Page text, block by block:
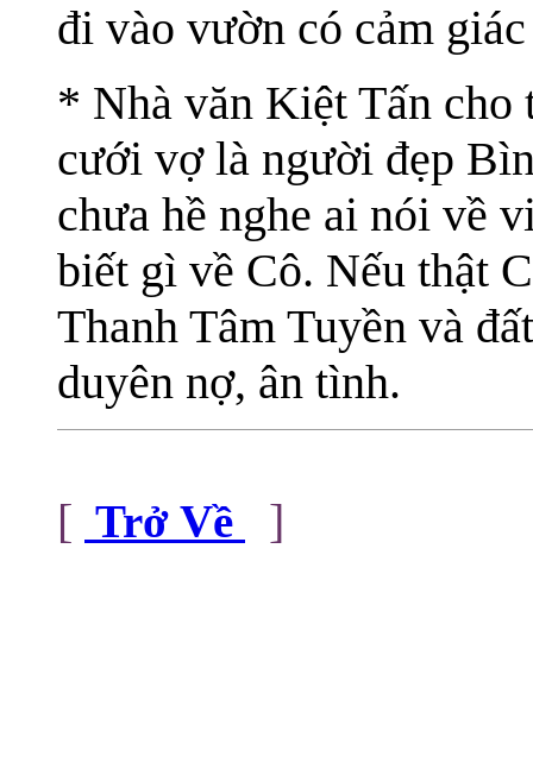
đi vào vườn có cảm
* Nhà văn Kiệt Tấn cho
cưới vợ là người đẹp
chưa hề nghe ai nói về
biết gì về Cô. Nếu thật
Thanh Tâm Tuyền và
duyên nợ, ân tình.
[ Trở Về ]